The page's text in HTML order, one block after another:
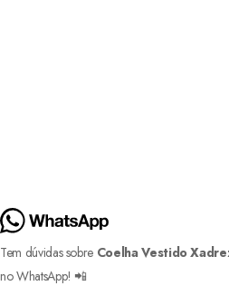
Tem dúvidas sobre Coelha Vestido
no WhatsApp! 📲